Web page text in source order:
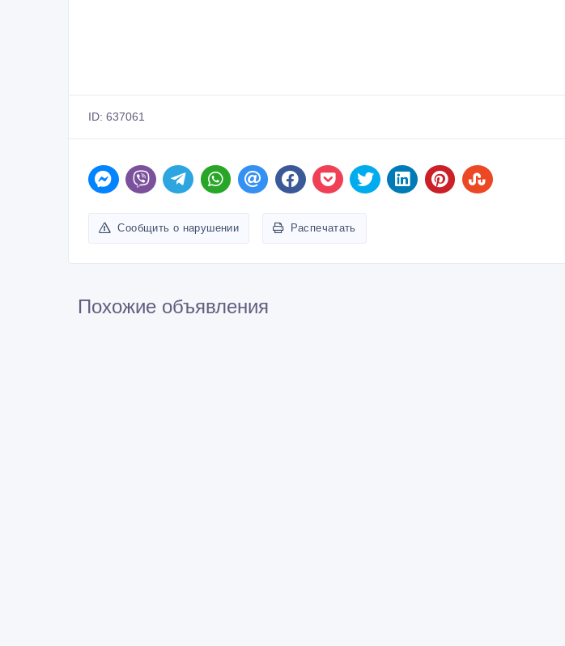
ID: 637061
Сообщить о нарушении Распечатать
Похожие объявления